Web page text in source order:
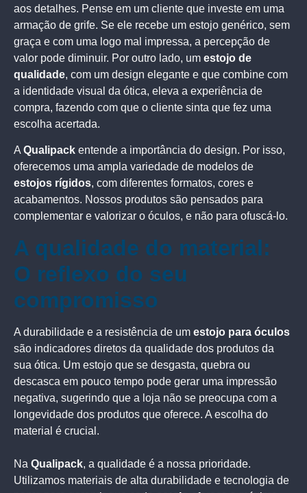
aos detalhes. Pense em um cliente que investe em uma
armação de grife. Se ele recebe um estojo genérico, sem
graça e com uma logo mal impressa, a percepção de
valor pode diminuir. Por outro lado, um estojo de
qualidade, com um design elegante e que combine com
a identidade visual da ótica, eleva a experiência de
compra, fazendo com que o cliente sinta que fez uma
escolha acertada.
AQualipack entende a importância do design. Por isso,
oferecemos uma ampla variedade de modelos de
estojos rígidos, com diferentes formatos, cores e
acabamentos. Nossos produtos são pensados para
complementar e valorizar o óculos, e não para ofuscá-lo.
A qualidade do material:
O reflexo do seu
compromisso
A durabilidade e a resistência de um estojo para óculos
são indicadores diretos da qualidade dos produtos da
sua ótica. Um estojo que se desgasta, quebra ou
descasca em pouco tempo pode gerar uma impressão
negativa, sugerindo que a loja não se preocupa com a
longevidade dos produtos que oferece. A escolha do
material é crucial.
Na Qualipack, a qualidade é a nossa prioridade.
Utilizamos materiais de alta durabilidade e tecnologia de